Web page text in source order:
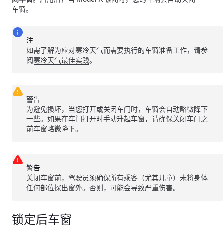
车窗。
注
如需了解为应对寒冷天气而需要执行的车窗准备工作，请参
阅寒冷天气最佳实践。
警告
为避免损坏，当您打开或关闭车门时，车窗会自动略微降下
一些。如果在车门打开时手动升起车窗，请确保关闭车门之
前车窗略微降下。
警告
关闭车窗前，驾驶员须确保所有乘客（尤其儿童）未将身体
任何部位探出窗外。否则，可能会导致严重伤害。
锁定后车窗